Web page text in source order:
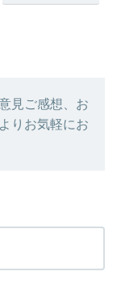
見ご感想、お
りお気軽にお